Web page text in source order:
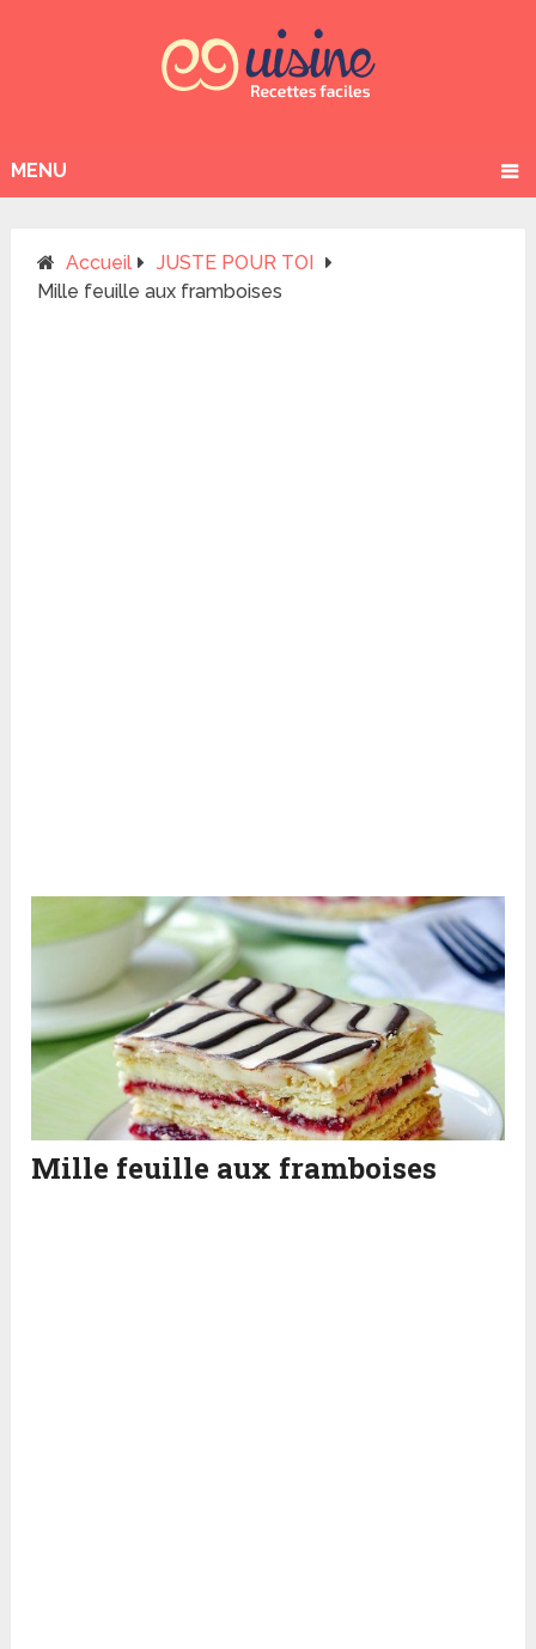
MENU
Accueil
JUSTE POUR TOI
Mille feuille aux framboises
Mille feuille aux framboises